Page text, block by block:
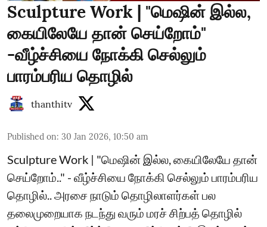
Sculpture Work | "மெஷின் இல்ல,
கையிலேயே தான் செய்றோம்"
-வீழ்ச்சியை நோக்கி செல்லும்
பாரம்பரிய தொழில்
thanthitv
Published on: 30 Jan 2026, 10:50 am
Sculpture Work | "மெஷின் இல்ல, கையிலேயே தான்
செய்றோம்.." - வீழ்ச்சியை நோக்கி செல்லும் பாரம்பரிய
தொழில்.. அரசை நாடும் தொழிலாளர்கள் பல
தலைமுறையாக நடந்து வரும் மரச் சிற்பத் தொழில்